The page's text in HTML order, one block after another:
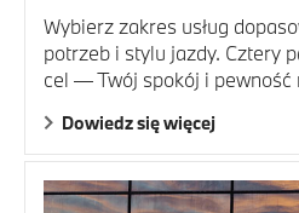
Wybierz zakres usług
potrzeb i stylu jazdy. Cztery
cel — Twój spokój i pewność
Dowiedz się więcej